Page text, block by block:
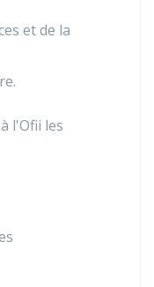
et de la
l'Ofii les